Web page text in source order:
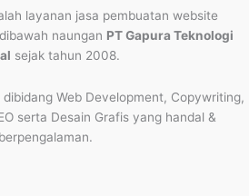
layanan jasa pembuatan website
naungan PT Gapura Teknologi
sejak tahun 2008.
Web Development, Copywriting,
serta Desain Grafis yang handal &
berpengalaman.